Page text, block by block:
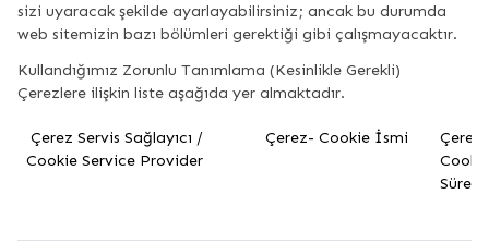
sizi uyaracak şekilde ayarlayabilirsiniz; ancak bu durumda
web sitemizin bazı bölümleri gerektiği gibi çalışmayacaktır.
Kullandığımız Zorunlu Tanımlama (Kesinlikle Gerekli)
Çerezlere ilişkin liste aşağıda yer almaktadır.
Çerez Servis Sağlayıcı /
Cookie Service Provider
Çerez- Cookie İsmi
Çerez-
Süresi